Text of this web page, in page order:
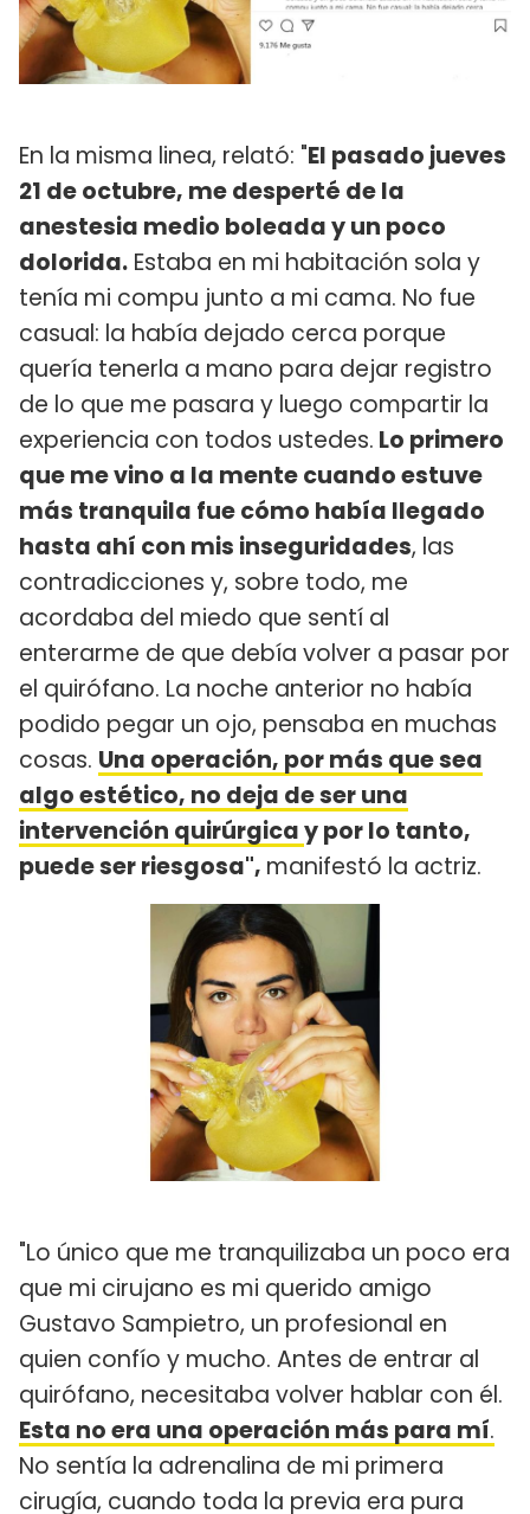
En la misma linea, relató: "El pasado jueves
21 de octubre, me desperté de la
anestesia medio boleada y un poco
dolorida. Estaba en mi habitación sola y
tenía mi compu junto a mi cama. No fue
casual: la había dejado cerca porque
quería tenerla a mano para dejar registro
de lo que me pasara y luego compartir la
experiencia con todos ustedes. Lo primero
que me vino a la mente cuando estuve
más tranquila fue cómo había llegado
hasta ahí con mis inseguridades, las
contradicciones y, sobre todo, me
acordaba del miedo que sentí al
enterarme de que debía volver a pasar por
el quirófano. La noche anterior no había
podido pegar un ojo, pensaba en muchas
cosas. Una operación, por más que sea
algo estético, no deja de ser una
intervención quirúrgicay por lo tanto,
puede ser riesgosa", manifestó la actriz.
"Lo único que me tranquilizaba un poco era
que mi cirujano es mi querido amigo
Gustavo Sampietro, un profesional en
quien confío y mucho. Antes de entrar al
quirófano, necesitaba volver hablar con él.
Esta no era una operación más para mí.
No sentía la adrenalina de mi primera
cirugía, cuando toda la previa era pura